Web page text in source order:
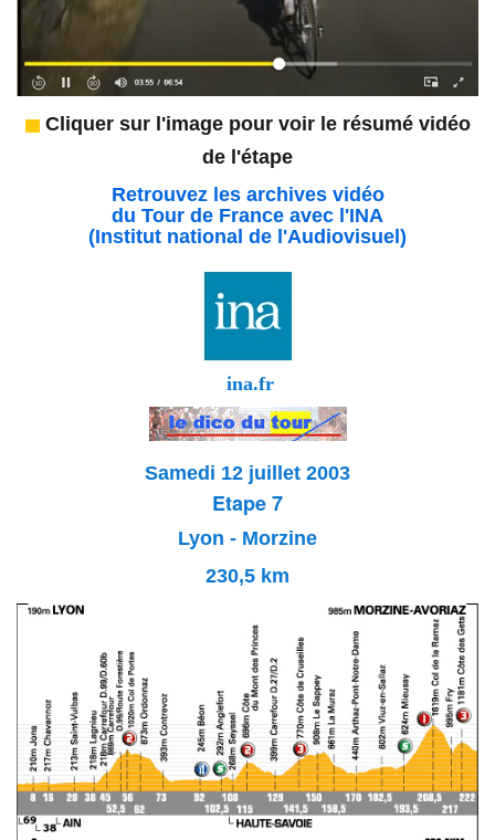
Cliquer sur l'image pour voir le résumé vidéo
de l'étape
Retrouvez les archives vidéo
du Tour de France avec l'INA
(Institut national de l'Audiovisuel)
ina.fr
Samedi 12 juillet 2003
Etape 7
Lyon - Morzine
230,5 km